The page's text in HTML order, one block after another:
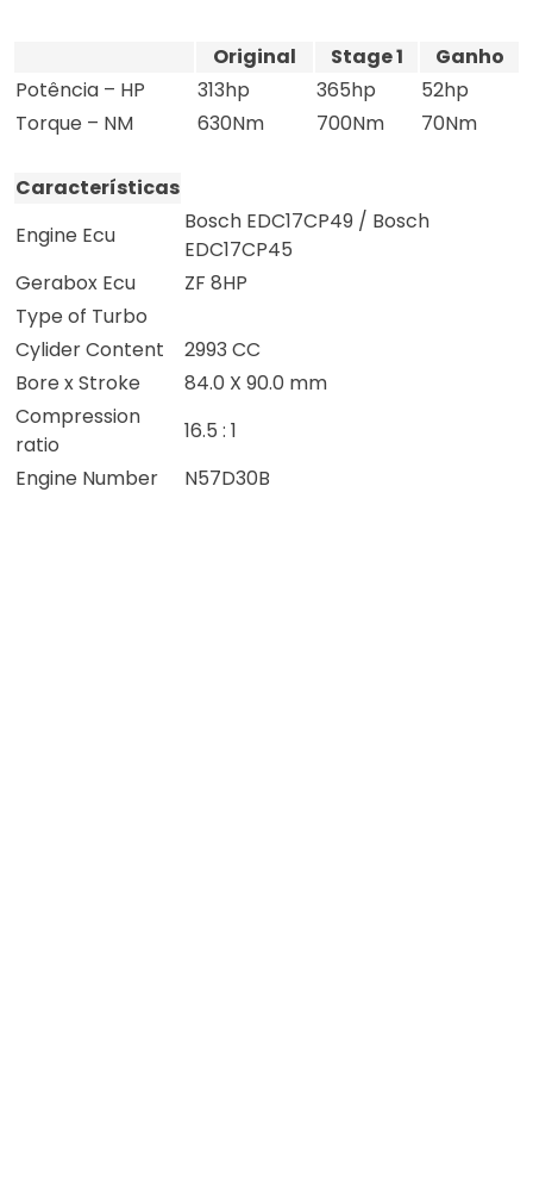
Original Stage 1
Ganho
Potência – HP
313hp 365hp
52hp
Torque – NM
630Nm 700Nm 70Nm
Características
Engine Ecu
Bosch EDC17CP49 / Bosch
EDC17CP45
Gerabox Ecu
ZF 8HP
Type of Turbo
Cylider Content
2993 CC
Bore x Stroke
84.0 X 90.0 mm
Compression
ratio
16.5 : 1
Engine Number
N57D30B